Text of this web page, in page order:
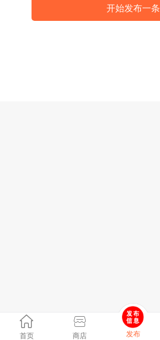
开始发布一条
首页 商店 发布